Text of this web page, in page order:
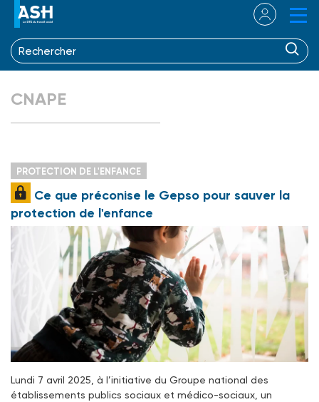
CNAPE
PROTECTION DE L'ENFANCE
Ce que préconise le Gepso pour sauver la
protection de l'enfance
Lundi 7 avril 2025, à l’initiative du Groupe national des
établissements publics sociaux et médico-sociaux, un